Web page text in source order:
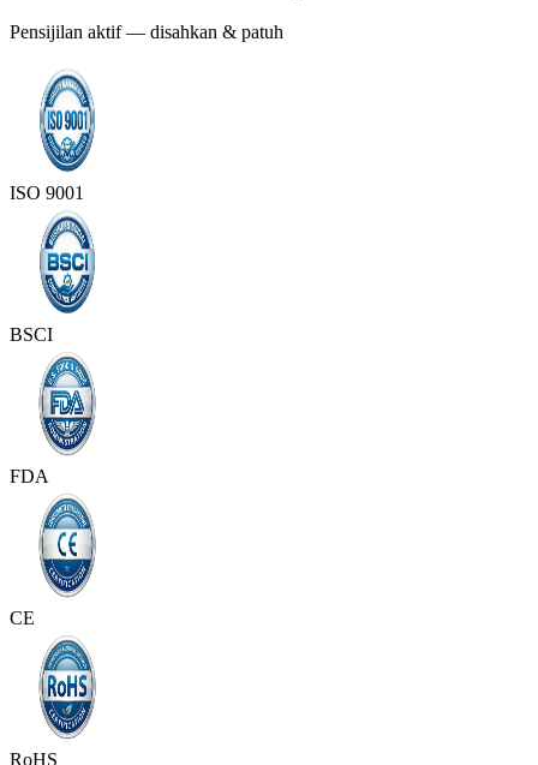
Pensijilan aktif — disahkan & patuh
ISO 9001
BSCI
FDA
CE
RoHS